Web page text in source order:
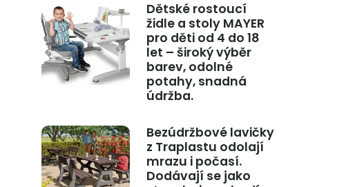
Dětské rostoucí
židle a stoly MAYER
pro děti od 4 do 18
let – široký výběr
barev, odolné
potahy, snadná
údržba.
Bezúdržbové lavičky
z Traplastu odolají
mrazu i počasí.
Dodávají se jako